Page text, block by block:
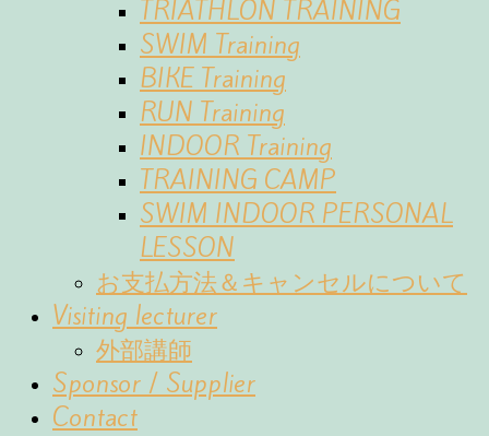
TRIATHLON TRAINING
SWIM Training
BIKE Training
RUN Training
INDOOR Training
TRAINING CAMP
SWIM INDOOR PERSONAL
LESSON
お支払方法＆キャンセルについて
Visiting lecturer
外部講師
Sponsor / Supplier
Contact